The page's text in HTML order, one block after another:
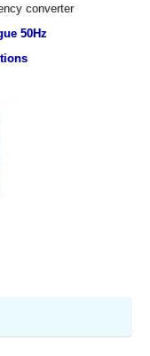
converter
50Hz